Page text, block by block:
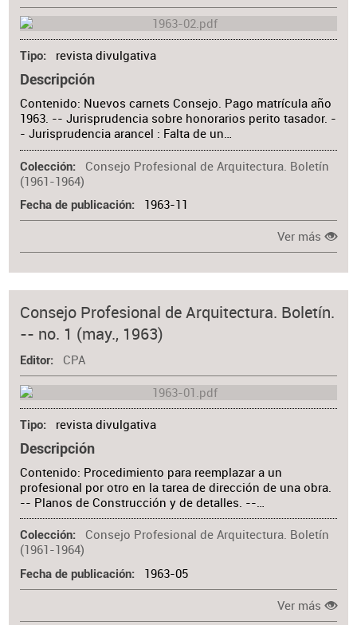
Tipo revista divulgativa
Descripción
Contenido: Nuevos carnets Consejo. Pago matrícula año
1963. -- Jurisprudencia sobre honorarios perito tasador. -
- Jurisprudencia arancel : Falta de un…
Colección
Consejo Profesional de Arquitectura. Boletín
(1961-1964)
Fecha de publicación 1963-11
Ver más
Consejo Profesional de Arquitectura. Boletín.
-- no. 1 (may., 1963)
Editor CPA
Tipo revista divulgativa
Descripción
Contenido: Procedimiento para reemplazar a un
profesional por otro en la tarea de dirección de una obra.
-- Planos de Construcción y de detalles. --…
Colección
Consejo Profesional de Arquitectura. Boletín
(1961-1964)
Fecha de publicación 1963-05
Ver más